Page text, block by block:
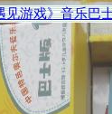
游戏》音乐巴